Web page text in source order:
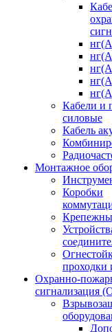
Кабели и
силовые
Кабель
Монтажное
Коробки
проходки
Охранно-
сигнализация